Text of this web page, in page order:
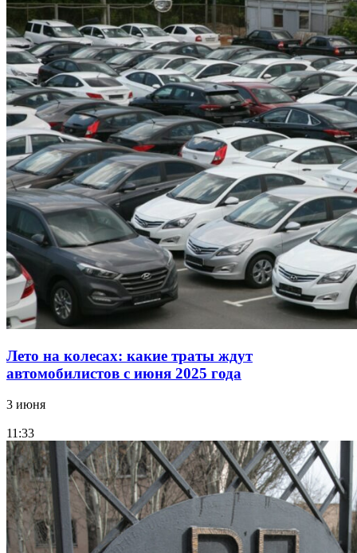
Лето на колесах: какие траты ждут
автомобилистов с июня 2025 года
3 июня
11:33